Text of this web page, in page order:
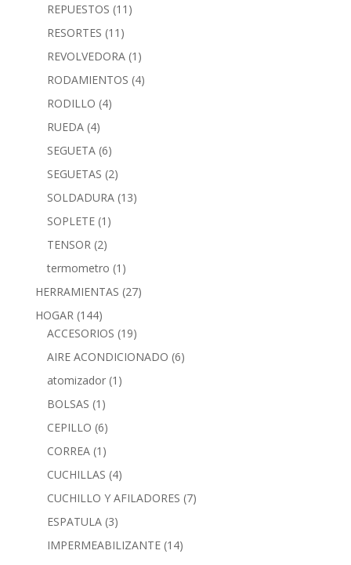
REPUESTOS (11)
RESORTES (11)
REVOLVEDORA (1)
RODAMIENTOS (4)
RODILLO (4)
RUEDA (4)
SEGUETA (6)
SEGUETAS (2)
SOLDADURA (13)
SOPLETE (1)
TENSOR (2)
termometro (1)
HERRAMIENTAS (27)
HOGAR (144)
ACCESORIOS (19)
AIRE ACONDICIONADO (6)
atomizador (1)
BOLSAS (1)
CEPILLO (6)
CORREA (1)
CUCHILLAS (4)
CUCHILLO Y AFILADORES (7)
ESPATULA (3)
IMPERMEABILIZANTE (14)